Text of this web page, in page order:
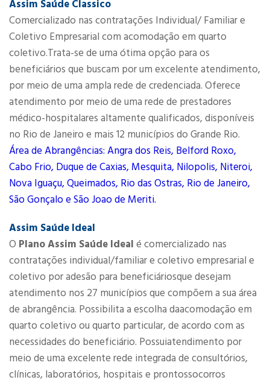
Assim Saúde Classico
Comercializado nas contratações Individual/ Familiar e
Coletivo Empresarial com acomodação em quarto
coletivo.Trata-se de uma ótima opção para os
beneficiários que buscam por um excelente atendimento,
por meio de uma ampla rede de credenciada. Oferece
atendimento por meio de uma rede de prestadores
médico-hospitalares altamente qualificados, disponíveis
no Rio de Janeiro e mais 12 municípios do Grande Rio.
Área de Abrangências: Angra dos Reis, Belford Roxo,
Cabo Frio, Duque de Caxias, Mesquita, Nilopolis, Niteroi,
Nova Iguaçu, Queimados, Rio das Ostras, Rio de Janeiro,
São Gonçalo e São Joao de Meriti.
Assim Saúde Ideal
O Plano Assim Saúde Ideal é comercializado nas
contratações individual/familiar e coletivo empresarial e
coletivo por adesão para beneficiáriosque desejam
atendimento nos 27 municípios que compõem a sua área
de abrangência. Possibilita a escolha daacomodação em
quarto coletivo ou quarto particular, de acordo com as
necessidades do beneficiário. Possuiatendimento por
meio de uma excelente rede integrada de consultórios,
clínicas, laboratórios, hospitais e prontossocorros